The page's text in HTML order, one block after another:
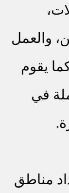
والعمل
يقوم
في
.
مناطق